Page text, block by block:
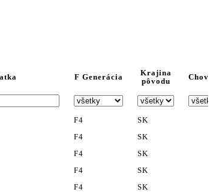
F Generácia
Krajina
pôvodu
F4
SK
F4
SK
F4
SK
F4
SK
F4
SK